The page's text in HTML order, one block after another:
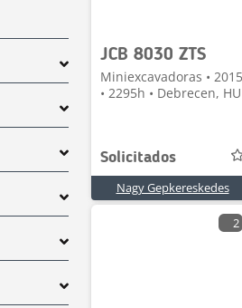
JCB 8030 ZTS
Miniexcavadoras • 2015
• 2295h • Debrecen, HU
Solicitados
Nagy Gepkereskedes
2